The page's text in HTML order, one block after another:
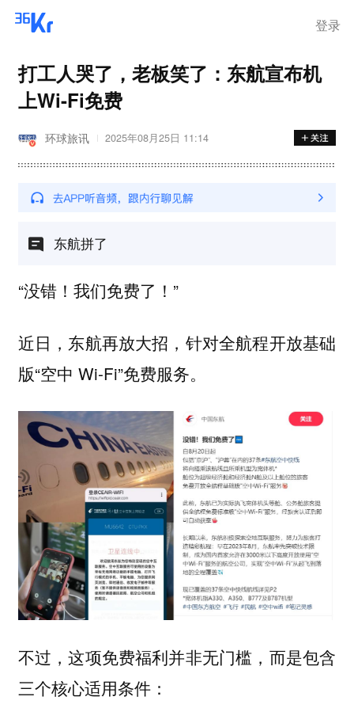
登录
打工人哭了，老板笑了：东航宣布机
上Wi-Fi免费
环球旅讯 2025年08月25日 11:14
东航拼了
“没错！我们免费了！”
近日，东航再放大招，针对全航程开放基础
版“空中 Wi-Fi”免费服务。
不过，这项免费福利并非无门槛，而是包含
三个核心适用条件：